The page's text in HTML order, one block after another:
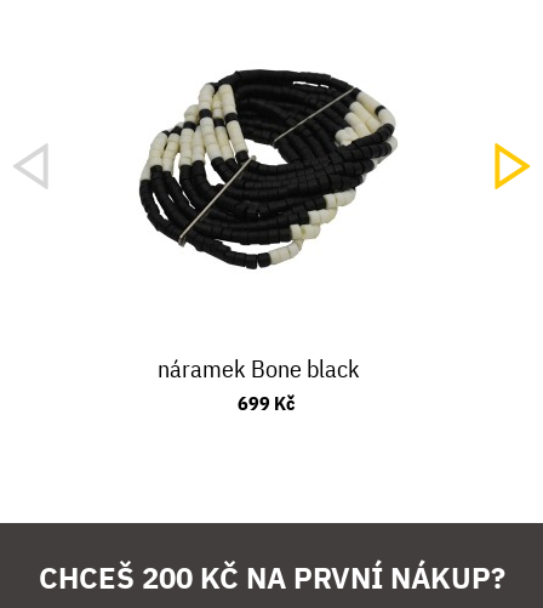
náramek Bone black
699 Kč
CHCEŠ 200 KČ NA PRVNÍ NÁKUP?